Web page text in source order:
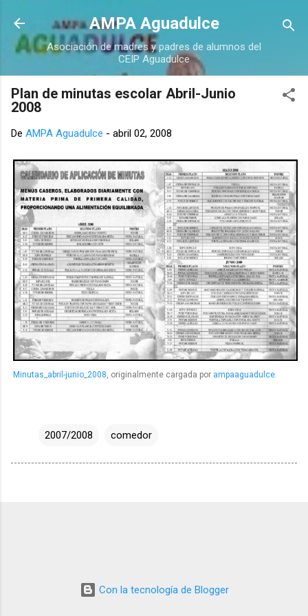
Ir al contenido principal
AMPA Aguadulce
Asociación de madres y padres de alumnos del
CEIP Aguadulce
Plan de minutas escolar Abril-Junio
2008
De AMPA Aguadulce - abril 02, 2008
Minutas_abril-junio_2008, originalmente cargada por ampaaguadulce.
2007/2008 comedor
Con la tecnología de Blogger